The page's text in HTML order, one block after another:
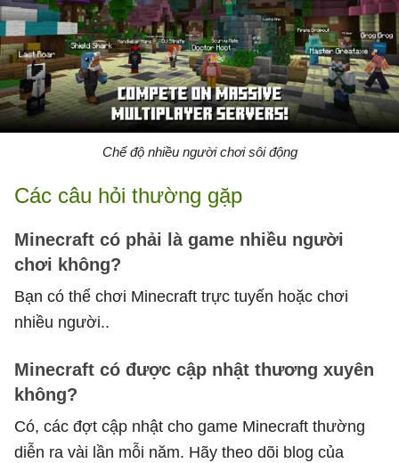
Chế độ nhiều người chơi sôi động
Các câu hỏi thường gặp
Minecraft có phải là game nhiều người
chơi không?
Bạn có thể chơi Minecraft trực tuyến hoặc chơi
nhiều người..
Minecraft có được cập nhật thương xuyên
không?
Có, các đợt cập nhật cho game Minecraft thường
diễn ra vài lần mỗi năm. Hãy theo dõi blog của